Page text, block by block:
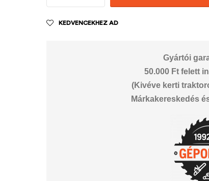
KEDVENCEKHEZ AD
Gyártói
50.000 Ft felett
(Kivéve kerti
Márkakereskedés